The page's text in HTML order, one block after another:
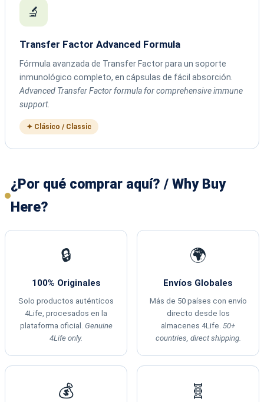
🔬
Transfer Factor Advanced Formula
Fórmula avanzada de Transfer Factor para un soporte
inmunológico completo, en cápsulas de fácil absorción.
Advanced Transfer Factor formula for comprehensive immune
support.
✦ Clásico / Classic
¿Por qué comprar aquí? / Why Buy
Here?
🔒
100% Originales
Solo productos auténticos
4Life, procesados en la
plataforma oficial. Genuine
4Life only.
🌍
Envíos Globales
Más de 50 países con envío
directo desde los
almacenes 4Life. 50+
countries, direct shipping.
💰 🧬